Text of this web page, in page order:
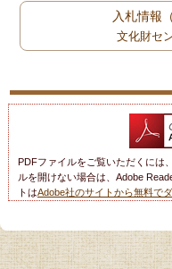
入札情報
文化財セ
PDFファイルをご覧いただくには
ルを開けない場合は、Adobe
トはAdobe社のサイトから無料で